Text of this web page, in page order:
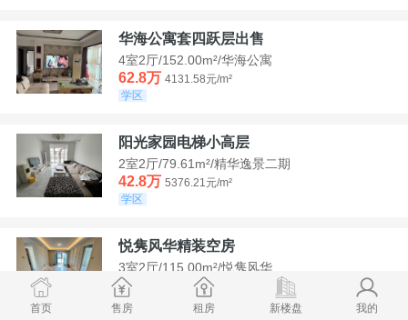
华海公寓套四跃层出售
4室2厅/152.00m²/华海公寓
62.8万 4131.58元/m²
学区
阳光家园电梯小高层
2室2厅/79.61m²/精华逸景二期
42.8万 5376.21元/m²
学区
悦隽风华精装空房
3室2厅/115.00m²/悦隽风华
95万
8260.87元/m²
学区
首页 售房 租房 新楼盘 我的